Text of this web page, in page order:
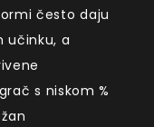
često daju
učinku, a
s niskom %